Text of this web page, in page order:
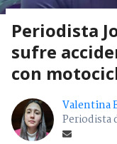
Periodista
sufre
con
Valentina
Periodista